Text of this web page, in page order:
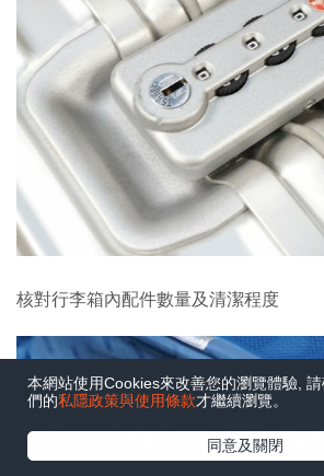
本網站使用Cookies來改善您的瀏覽體驗,
們的私隱政策與使用條款才繼續瀏覽。
同意及關閉
核對行李箱內配件數量及清潔程度